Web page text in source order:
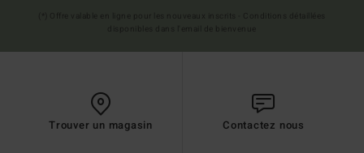
Trouver un magasin Contactez nous